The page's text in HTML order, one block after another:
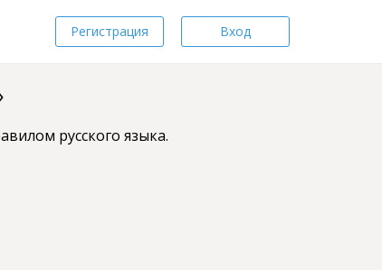
Регистрация Вход
pyccкoгo языкa.